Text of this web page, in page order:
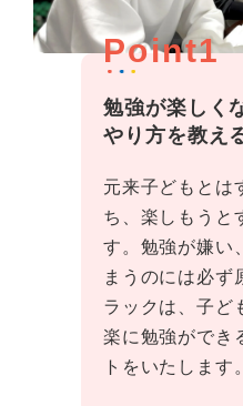
Point1
勉強が楽しく
やり方を教え
元来子どもとは
ち、楽しもうと
す。勉強が嫌い
まうのには必ず
ラックは、子ど
楽に勉強ができ
トをいたします。